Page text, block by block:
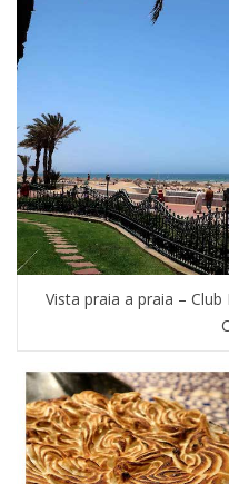
Vista praia a praia –